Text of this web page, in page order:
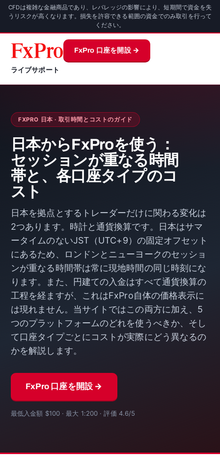
CFDは複雑な金融商品であり、レバレッジの影響により、短期間で資金を失
うリスクが高くなります。損失を許容できる範囲の資金でのみ取引を行って
ください。
ライブサポート
FxPro 口座を開設 →
FXPRO 日本 · 取引時間とコストのガイド
日本からFxProを使う：
セッションが重なる時間
帯と、各口座タイプのコ
スト
日本を拠点とするトレーダーだけに関わる変化は
2つあります。時計と通貨換算です。日本はサマ
ータイムのないJST（UTC+9）の固定オフセット
にあるため、ロンドンとニューヨークのセッショ
ンが重なる時間帯は常に現地時間の同じ時刻にな
ります。また、円建ての入金はすべて通貨換算の
工程を経ますが、これはFxPro自体の価格表示に
は現れません。当サイトではこの両方に加え、5
つのプラットフォームのどれを使うべきか、そし
て口座タイプごとにコストが実際にどう異なるの
かを解説します。
FxPro 口座を開設 →
最低入金額 $100 · 最大 1:200 · 評価 4.6/5